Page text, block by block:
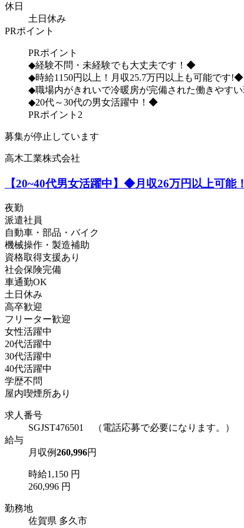
休日
土日休み
PRポイント
PRポイント
◆経験不問・未経験でも大丈夫です！◆
◆時給1150円以上！月収25.7万円以上も可能です!◆
◆職場内がきれいで冷暖房が完備された働きやす
◆20代～30代の男女活躍中！◆
PRポイント2
募集が停止しています
高木工業株式会社
【20~40代男女活躍中】◆月収26万円以上可
夜勤
派遣社員
自動車・部品・バイク
機械操作・製造補助
資格取得支援あり
社会保険完備
車通勤OK
土日休み
高卒歓迎
フリーター歓迎
女性活躍中
20代活躍中
30代活躍中
40代活躍中
学歴不問
屋内喫煙所あり
求人番号
SGJST476501 （電話応募で必要になります。）
給与
月収例260,996円
時給1,150 円
260,996 円
勤務地
佐賀県 多久市